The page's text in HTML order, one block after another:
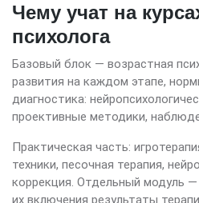
Чему учат на
психолога
Базовый блок — возрастная
развития на каждом этапе,
диагностика:
проективные методики,
Практическая часть:
техники, песочная терапия,
коррекция. Отдельный модуль
их включения результаты